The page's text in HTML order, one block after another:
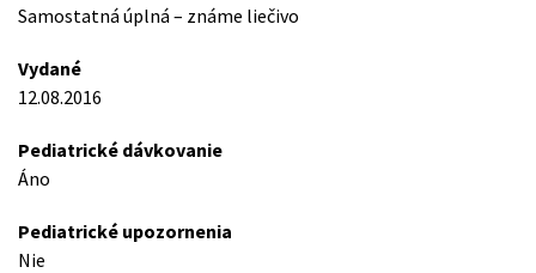
Samostatná úplná – známe liečivo
Vydané
12.08.2016
Pediatrické dávkovanie
Áno
Pediatrické upozornenia
Nie